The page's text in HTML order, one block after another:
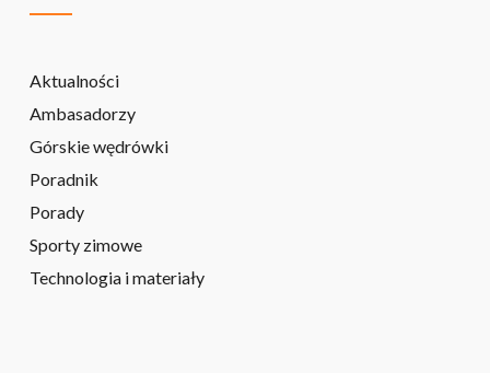
Aktualności
Ambasadorzy
Górskie wędrówki
Poradnik
Porady
Sporty zimowe
Technologia i materiały